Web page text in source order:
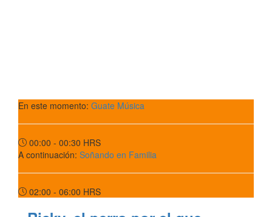
En este momento: Guate Música
00:00 - 00:30 HRS
A continuación: Soñando en Familia
02:00 - 06:00 HRS